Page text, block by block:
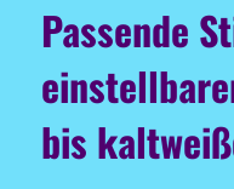
Passende
bis